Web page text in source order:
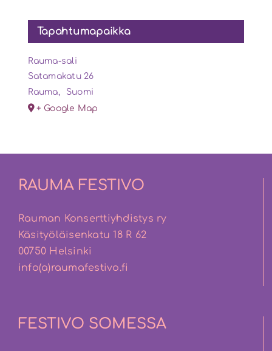
Tapahtumapaikka
Rauma-sali
Satamakatu 26
Rauma,
Suomi
+ Google Map
RAUMA FESTIVO
Rauman Konserttiyhdistys ry
Käsityöläisenkatu 18 R 62
00750 Helsinki
info(a)raumafestivo.fi
FESTIVO SOMESSA